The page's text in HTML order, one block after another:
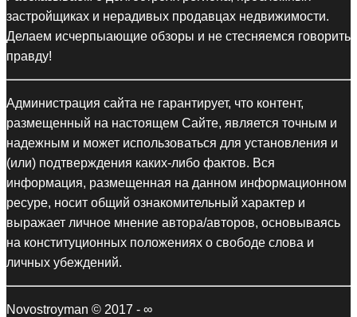
застройщиках и нерадивых продавцах недвижимости.
Делаем исчерпыающие обзоры и не стесняемся говорить
правду!
Администрация сайта не гарантирует, что контент,
размещенный на настоящем Сайте, является точным и
надежным и может использоваться для установления и
(или) подтверждения каких-либо фактов. Вся
информация, размещенная на данном информационном
ресуре, носит общий ознакомительный характер и
выражает личное мнение автора/авторов, основываясь
на конституционных положениях о свободе слова и
личных убеждений.
Novostroyman © 2017 - ∞